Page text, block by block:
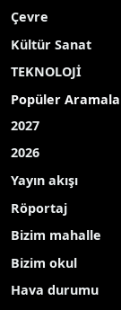
Adıyaman’ın
eden kurak
yağış kent